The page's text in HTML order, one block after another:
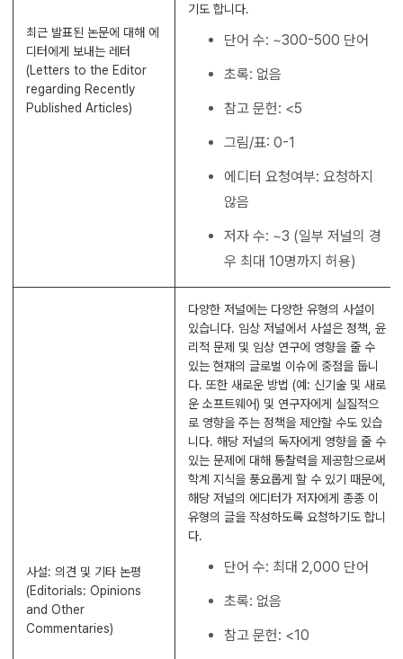
최근 발표된 논문에 대해 에
디터에게 보내는 레터
(Letters to the Editor
regarding Recently
Published Articles)
기도 합니다.
단어 수: ~300-500 단어
초록: 없음
참고 문헌: <5
그림/표: 0-1
에디터 요청여부: 요청하지
않음
저자 수: ~3 (일부 저널의 경
우 최대 10명까지 허용)
사설: 의견 및 기타 논평
(Editorials: Opinions
and Other
Commentaries)
다양한 저널에는 다양한 유형의 사설이
있습니다. 임상 저널에서 사설은 정책, 윤
리적 문제 및 임상 연구에 영향을 줄 수
있는 현재의 글로벌 이슈에 중점을 둡니
다. 또한 새로운 방법 (예: 신기술 및 새로
운 소프트웨어) 및 연구자에게 실질적으
로 영향을 주는 정책을 제안할 수도 있습
니다. 해당 저널의 독자에게 영향을 줄 수
있는 문제에 대해 통찰력을 제공함으로써
학계 지식을 풍요롭게 할 수 있기 때문에,
해당 저널의 에디터가 저자에게 종종 이
유형의 글을 작성하도록 요청하기도 합니
다.
단어 수: 최대 2,000 단어
초록: 없음
참고 문헌: <10